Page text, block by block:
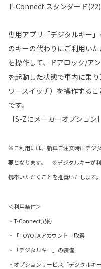
T-Connect スタンダード
専用アプリ「デジタルキー
のキーの代わりにご利用い
を操作して、ドアロック/ア
を起動した状態で車内に乗
ワースイッチ）を操作する
です。
［S-Zにメーカーオプション］
※ご利用には、新車ご注文時にデジ
要となります。 ※デジタルキーが利
携帯いただくことを推奨いたします。
＜利用条件＞
・T-Connect契約
・「TOYOTAアカウント」取得
・「デジタルキー」の装備
・オプションサービス「デジタルキ